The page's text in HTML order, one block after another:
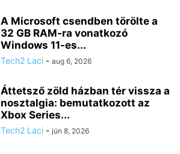
A Microsoft csendben törölte a
32 GB RAM-ra vonatkozó
Windows 11-es...
Tech2 Laci - aug 6, 2026
Áttetsző zöld házban tér vissza a
nosztalgia: bemutatkozott az
Xbox Series...
Tech2 Laci - jún 8, 2026